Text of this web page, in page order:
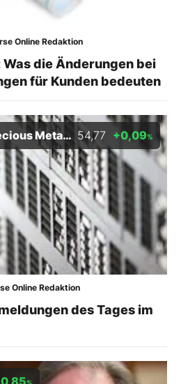
Online Redaktion
die Änderungen bei
für Kunden bedeuten
Metals Ltd 54,77 +0,09%
Online Redaktion
des Tages im